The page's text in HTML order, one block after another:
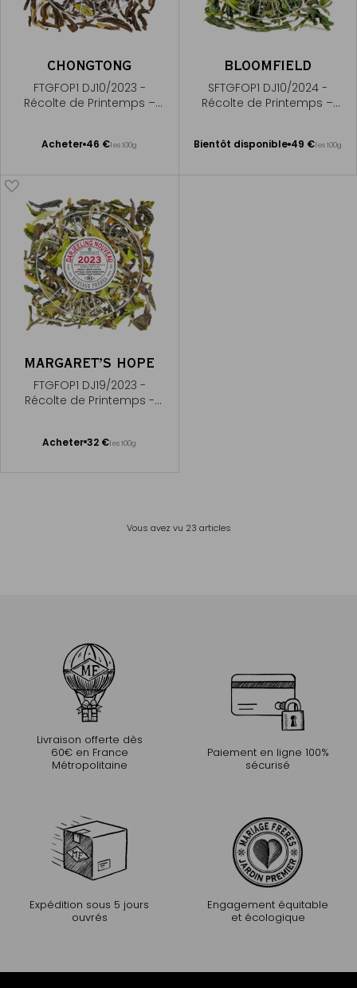
CHONGTONG
FTGFOP1 DJ10/2023 -
Récolte de Printemps –
Acheter 46 €les 100g
Ajouter
BLOOMFIELD
SFTGFOP1 DJ10/2024 -
Récolte de Printemps –
Bientôt disponible 49 €les 100g
MARGARET’S HOPE
FTGFOP1 DJ19/2023 -
Récolte de Printemps -
Acheter 32 €les 100g
Ajouter
Vous avez vu 23 articles
Livraison offerte dès
60€ en France
Métropolitaine
Paiement en ligne 100%
sécurisé
Expédition sous 5 jours
ouvrés
Engagement équitable
et écologique